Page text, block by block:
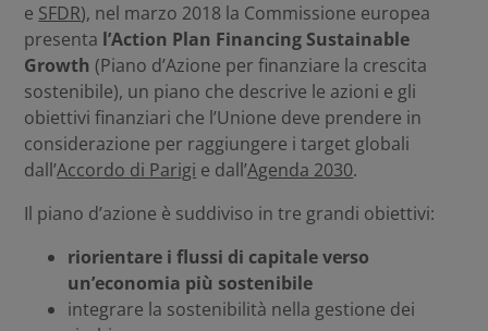
e SFDR), nel marzo 2018 la Commissione europea
presenta l’Action Plan Financing Sustainable
Growth (Piano d’Azione per finanziare la crescita
sostenibile), un piano che descrive le azioni e gli
obiettivi finanziari che l’Unione deve prendere in
considerazione per raggiungere i target globali
dall’Accordo di Parigi e dall’Agenda 2030.
Il piano d’azione è suddiviso in tre grandi obiettivi:
riorientare i flussi di capitale verso
un’economia più sostenibile
integrare la sostenibilità nella gestione dei